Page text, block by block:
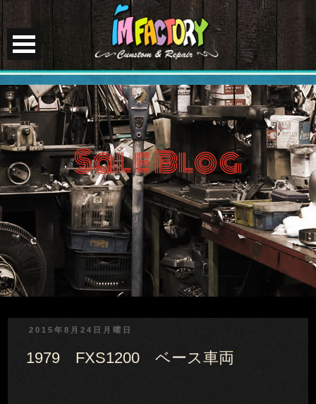
Sale Blog
2015年8月24日月曜日
1979 FXS1200 ベース車両